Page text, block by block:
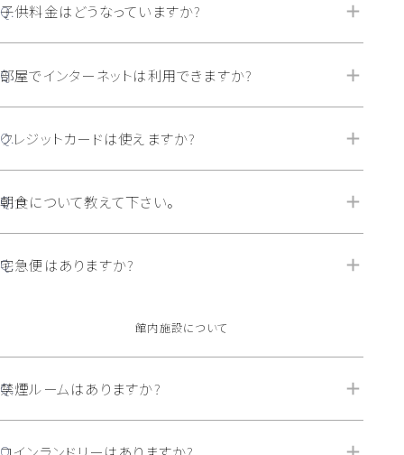
子供料金はどうなっていますか?
部屋でインターネットは利用できますか?
クレジットカードは使えますか?
朝食について教えて下さい。
宅急便はありますか?
館内施設について
禁煙ルームはありますか?